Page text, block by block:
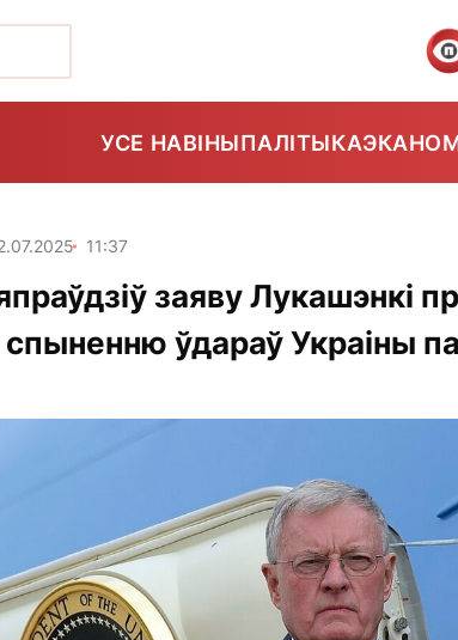
УСЕ НАВІНЫПАЛІТЫКА
11:37
заяву Лукашэнкі
ўдараў Украіны